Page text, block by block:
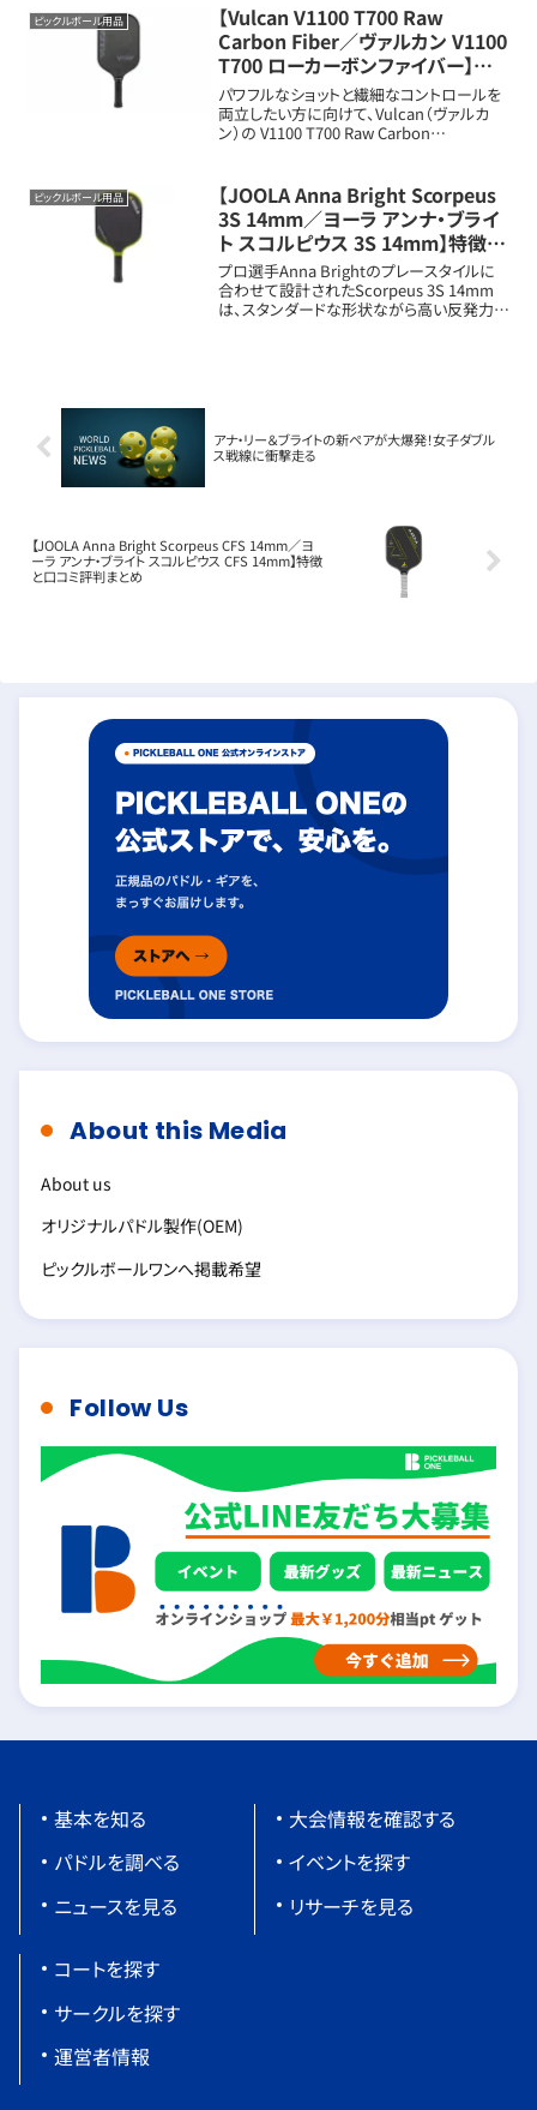
Frict...
ピックルボール用品
【Vulcan V1100 T700 Raw
Carbon Fiber／ヴァルカン V1100
T700 ローカーボンファイバー】特
徴と口コミ評判まとめ
パワフルなショットと繊細なコントロールを
両立したい方に向けて、Vulcan（ヴァルカ
ン）の V1100 T700 Raw Carbon
ンチマ...
ピックルボール用品
【JOOLA Anna Bright Scorpeus
3S 14mm／ヨーラ アンナ・ブライ
ト スコルピウス 3S 14mm】特徴と
口コミ評判まとめ
プロ選手Anna Brightのプレースタイルに
合わせて設計されたScorpeus 3S 14mm
は、スタンダードな形状ながら高い反発力と
アナ・リー＆ブライトの新ペアが大爆発！女子ダブル
ス戦線に衝撃走る
【JOOLA Anna Bright Scorpeus CFS 14mm／ヨ
ーラ アンナ・ブライト スコルピウス CFS 14mm】特徴
と口コミ評判まとめ
About this Media
About us
オリジナルパドル製作(OEM)
ピックルボールワンへ掲載希望
Follow Us
基本を知る
パドルを調べる
ニュースを見る
大会情報を確認する
イベントを探す
リサーチを見る
コートを探す
サークルを探す
運営者情報